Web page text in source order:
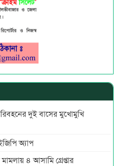
দুই বাসের মুখোমুখি
অ্যাপ
৪ আসামি গ্রেপ্তার